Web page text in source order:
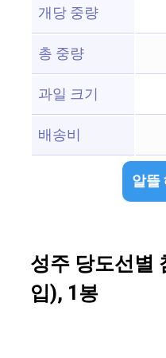
개당 중량
총 중량
과일 크기
배송비
알뜰
성주 당도선별
입), 1봉